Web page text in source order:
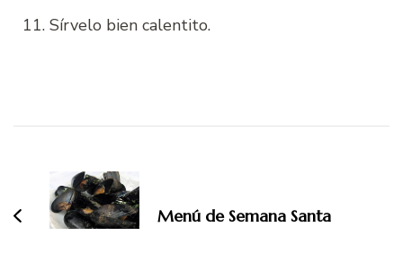
Sírvelo bien calentito.
entradas
Menú de Semana Santa